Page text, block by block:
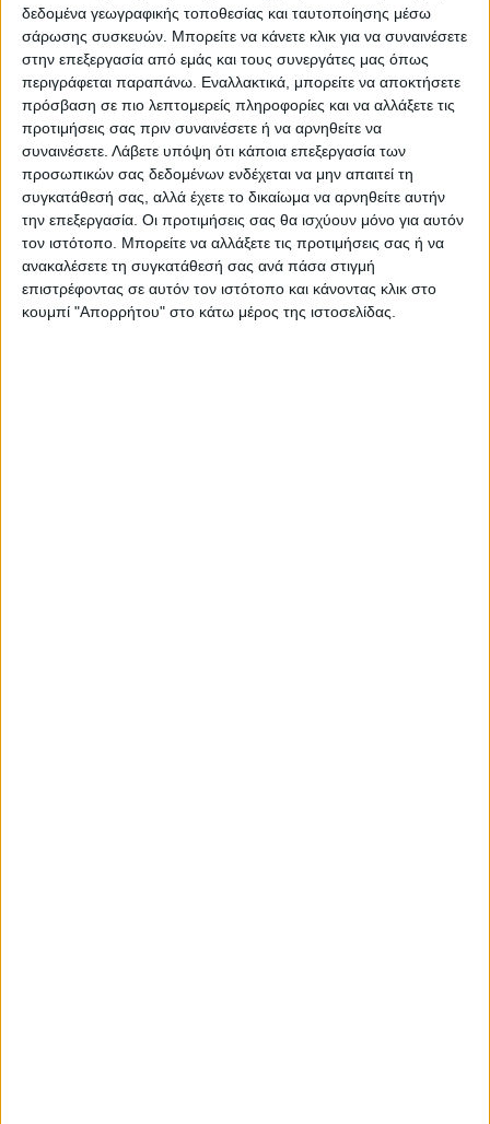
δεδομένα γεωγραφικής τοποθεσίας και ταυτοποίησης μέσω
σάρωσης συσκευών. Μπορείτε να κάνετε κλικ για να συναινέσετε
στην επεξεργασία από εμάς και τους συνεργάτες μας όπως
περιγράφεται παραπάνω. Εναλλακτικά, μπορείτε να αποκτήσετε
πρόσβαση σε πιο λεπτομερείς πληροφορίες και να αλλάξετε τις
προτιμήσεις σας πριν συναινέσετε ή να αρνηθείτε να
συναινέσετε. Λάβετε υπόψη ότι κάποια επεξεργασία των
προσωπικών σας δεδομένων ενδέχεται να μην απαιτεί τη
συγκατάθεσή σας, αλλά έχετε το δικαίωμα να αρνηθείτε αυτήν
την επεξεργασία. Οι προτιμήσεις σας θα ισχύουν μόνο για αυτόν
τον ιστότοπο. Μπορείτε να αλλάξετε τις προτιμήσεις σας ή να
ανακαλέσετε τη συγκατάθεσή σας ανά πάσα στιγμή
επιστρέφοντας σε αυτόν τον ιστότοπο και κάνοντας κλικ στο
κουμπί "Απορρήτου" στο κάτω μέρος της ιστοσελίδας.
ΠΡΟΗΓΟΥΜΕΝΟ ΑΡΘΡΟ
Τουρκία: Σήμερα «κληρώνει»
για τον αντίπαλο του
Ερντογάν στις εκλογές
ΕΠΟΜΕΝΟ ΑΡΘΡΟ
Σοκ: Καρδιτσιώτης ΕΚΑΒίτης
έβαλε τέλος στη ζωή του